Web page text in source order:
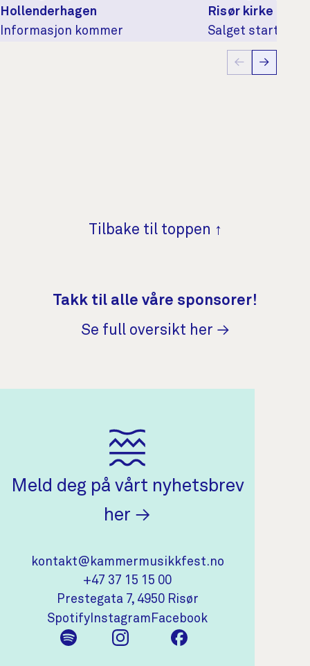
Hollenderhagen
Informasjon kommer
Risør kirke
Salget starter
← →
Tilbake til toppen ↑
Takk til alle våre sponsorer!
Se full oversikt her →
Meld deg på vårt nyhetsbrev
her (åpnes i ny fane)
Kontaktinformasjon
kontakt@kammermusikkfest.no
+47 37 15 15 00
Prestegata 7, 4950 Risør(åpnes i ny fane)
Spotify(åpnes i ny fane)
Instagram
(åpnes i ny fane)
Facebook
(åpnes i ny fane)